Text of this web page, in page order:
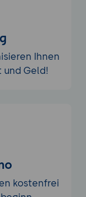
der
Ihnen
und Geld!
kostenfrei